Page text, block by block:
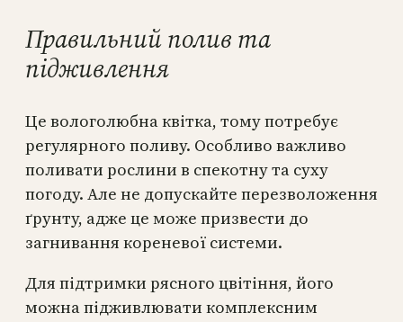
Правильний полив та
підживлення
Це вологолюбна квітка, тому потребує
регулярного поливу. Особливо важливо
поливати рослини в спекотну та суху
погоду. Але не допускайте перезволоження
ґрунту, адже це може призвести до
загнивання кореневої системи.
Для підтримки рясного цвітіння, його
можна підживлювати комплексним